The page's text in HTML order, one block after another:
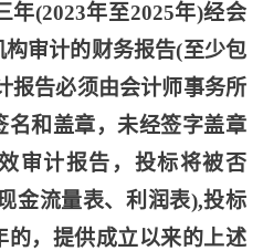
年(2023年至2025年)经会
审计的财务报告(至少包
报告必须由会计师事务所
名和盖章，未经签字盖章
审计报告，投标将被否
金流量表、利润表),投标
的，提供成立以来的上述